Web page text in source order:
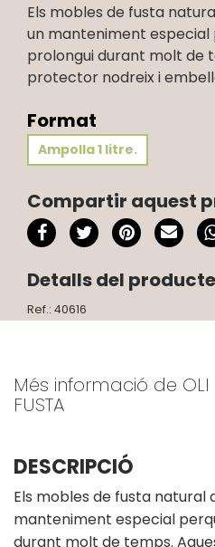
Els mobles de fusta
un manteniment especial
prolongui durant molt de
protector nodreix i
Format
Ampolla 1 litre.
Compartir aquest
Detalls del producte
Ref.: 40616
Més informació de OLI
FUSTA
DESCRIPCIÓ
Els mobles de fusta natural
manteniment especial
durant molt de temps.